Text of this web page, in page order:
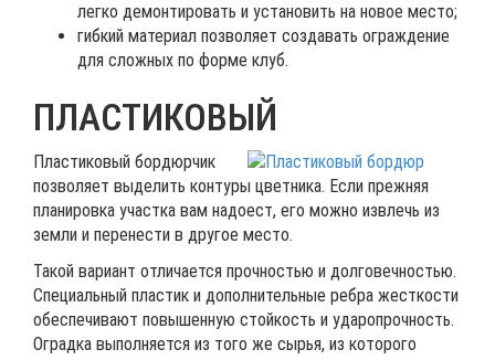
легко демонтировать и установить на новое место;
гибкий материал позволяет создавать ограждение
для сложных по форме клуб.
ПЛАСТИКОВЫЙ
Пластиковый бордюрчик
позволяет выделить контуры цветника. Если прежняя
планировка участка вам надоест, его можно извлечь из
земли и перенести в другое место.
Такой вариант отличается прочностью и долговечностью.
Специальный пластик и дополнительные ребра жесткости
обеспечивают повышенную стойкость и ударопрочность.
Оградка выполняется из того же сырья, из которого